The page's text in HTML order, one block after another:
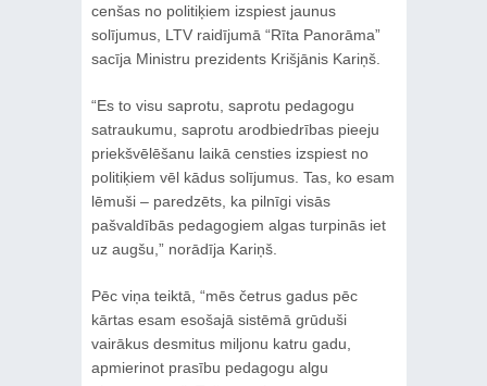
cenšas no politiķiem izspiest jaunus
solījumus, LTV raidījumā “Rīta Panorāma”
sacīja Ministru prezidents Krišjānis Kariņš.
“Es to visu saprotu, saprotu pedagogu
satraukumu, saprotu arodbiedrības pieeju
priekšvēlēšanu laikā censties izspiest no
politiķiem vēl kādus solījumus. Tas, ko esam
lēmuši – paredzēts, ka pilnīgi visās
pašvaldībās pedagogiem algas turpinās iet
uz augšu,” norādīja Kariņš.
Pēc viņa teiktā, “mēs četrus gadus pēc
kārtas esam esošajā sistēmā grūduši
vairākus desmitus miljonu katru gadu,
apmierinot prasību pedagogu algu